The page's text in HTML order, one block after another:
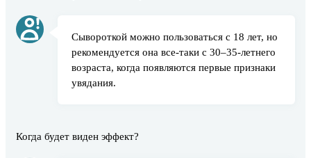
Сывороткой можно пользоваться с 18 лет, но
рекомендуется она все-таки с 30–35-летнего
возраста, когда появляются первые признаки
увядания.
Когда будет виден эффект?